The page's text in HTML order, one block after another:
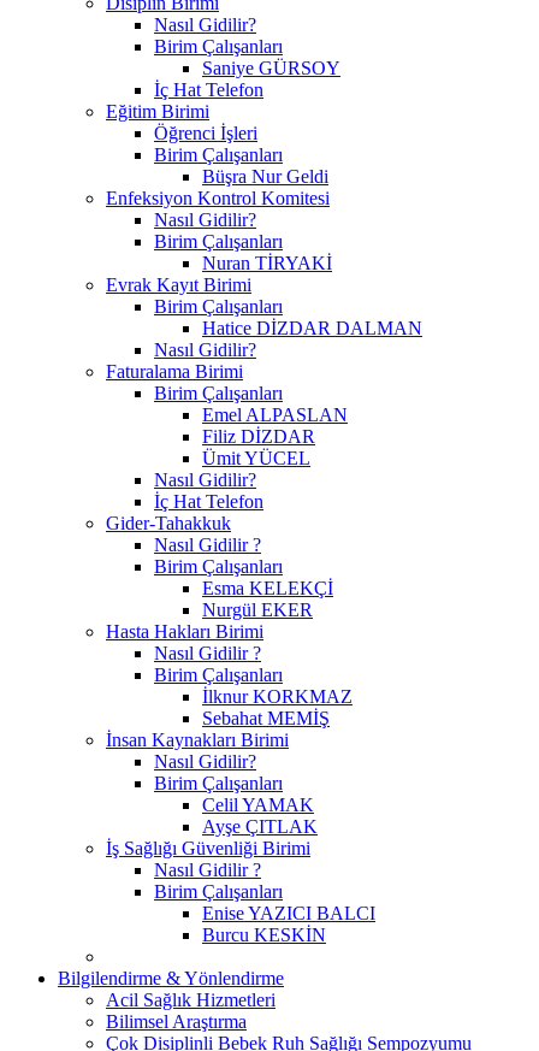
Nasıl Gidilir?
Birim Çalışanları
Saniye GÜRSOY
İç Hat Telefon
Eğitim Birimi
Öğrenci İşleri
Birim Çalışanları
Büşra Nur Geldi
Enfeksiyon Kontrol Komitesi
Nasıl Gidilir?
Birim Çalışanları
Nuran TİRYAKİ
Evrak Kayıt Birimi
Birim Çalışanları
Hatice DİZDAR DALMAN
Nasıl Gidilir?
Faturalama Birimi
Birim Çalışanları
Emel ALPASLAN
Filiz DİZDAR
Ümit YÜCEL
Nasıl Gidilir?
İç Hat Telefon
Gider-Tahakkuk
Nasıl Gidilir ?
Birim Çalışanları
Esma KELEKÇİ
Nurgül EKER
Hasta Hakları Birimi
Nasıl Gidilir ?
Birim Çalışanları
İlknur KORKMAZ
Sebahat MEMİŞ
İnsan Kaynakları Birimi
Nasıl Gidilir?
Birim Çalışanları
Celil YAMAK
Ayşe ÇITLAK
İş Sağlığı Güvenliği Birimi
Nasıl Gidilir ?
Birim Çalışanları
Enise YAZICI BALCI
Burcu KESKİN
Bilgilendirme & Yönlendirme
Acil Sağlık Hizmetleri
Bilimsel Araştırma
Çok Disiplinli Bebek Ruh Sağlığı Sempozyumu